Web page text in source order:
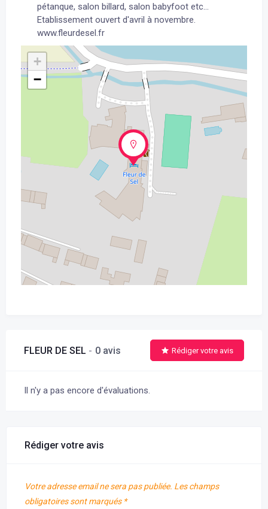
pétanque, salon billard, salon babyfoot etc...
Etablissement ouvert d'avril à novembre.
www.fleurdesel.fr
+
−
FLEUR DE SEL 0 avis Rédiger votre avis
Il n'y a pas encore d'évaluations.
Rédiger votre avis
Votre adresse email ne sera pas publiée. Les champs
obligatoires sont marqués *